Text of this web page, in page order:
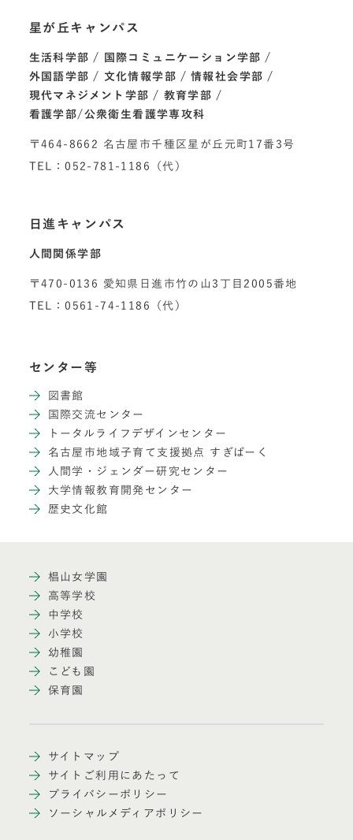
星が丘キャンパス
生活科学部
国際コミュニケーション学部
外国語学部
文化情報学部
情報社会学部
現代マネジメント学部
教育学部
看護学部/公衆衛生看護学専攻科
〒464-8662 名古屋市千種区星が丘元町17番3号
TEL：052-781-1186（代）
日進キャンパス
人間関係学部
〒470-0136 愛知県日進市竹の山3丁目2005番地
TEL：0561-74-1186（代）
センター等
図書館
国際交流センター
トータルライフデザインセンター
名古屋市地域子育て支援拠点 すぎぱーく
人間学・ジェンダー研究センター
大学情報教育開発センター
歴史文化館
椙山女学園
高等学校
中学校
小学校
幼稚園
こども園
保育園
サイトマップ
サイトご利用にあたって
プライバシーポリシー
ソーシャルメディアポリシー